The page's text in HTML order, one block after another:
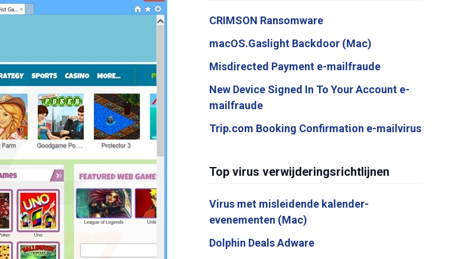
CRIMSON Ransomware
macOS.Gaslight Backdoor (Mac)
Misdirected Payment e-mailfraude
New Device Signed In To Your Account e-
mailfraude
Trip.com Booking Confirmation e-mailvirus
Top virus verwijderingsrichtlijnen
Virus met misleidende kalender-
evenementen (Mac)
Dolphin Deals Adware